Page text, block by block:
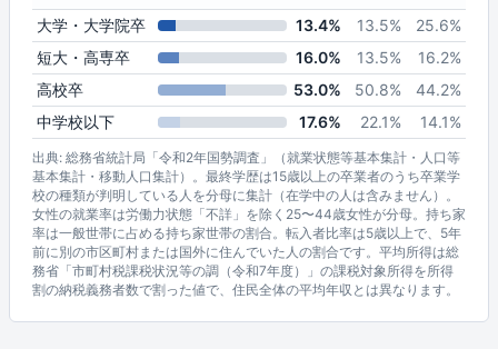
大学・大学院卒 13.4% 13.5%
25.6%
短大・高専卒
16.0% 13.5%
16.2%
高校卒
53.0% 50.8%
44.2%
中学校以下
17.6% 22.1% 14.1%
出典: 総務省統計局「令和2年国勢調査」（就業状態等基本集計・人口等
基本集計・移動人口集計）。最終学歴は15歳以上の卒業者のうち卒業学
校の種類が判明している人を分母に集計（在学中の人は含みません）。
女性の就業率は労働力状態「不詳」を除く25〜44歳女性が分母。持ち家
率は一般世帯に占める持ち家世帯の割合。転入者比率は5歳以上で、5年
前に別の市区町村または国外に住んでいた人の割合です。平均所得は総
務省「市町村税課税状況等の調（令和7年度）」の課税対象所得を所得
割の納税義務者数で割った値で、住民全体の平均年収とは異なります。